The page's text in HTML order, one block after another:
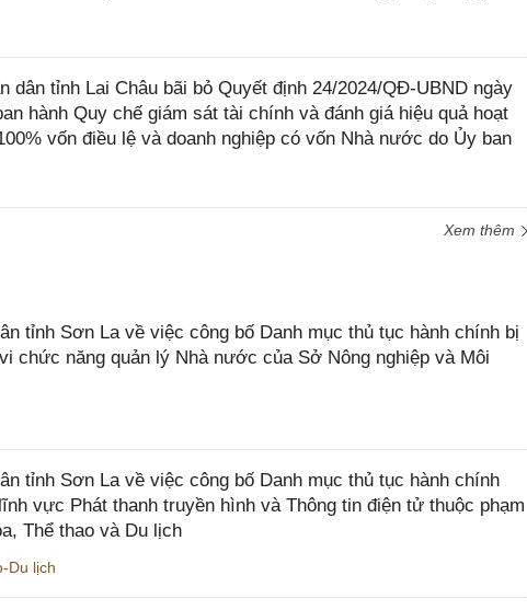
dân tỉnh Lai Châu bãi bỏ Quyết định 24/2024/QĐ-UBND ngày
hành Quy chế giám sát tài chính và đánh giá hiệu quả hoạt
vốn điều lệ và doanh nghiệp có vốn Nhà nước do Ủy ban
Xem thêm
tỉnh Sơn La về việc công bố Danh mục thủ tục hành chính bị
chức năng quản lý Nhà nước của Sở Nông nghiệp và Môi
tỉnh Sơn La về việc công bố Danh mục thủ tục hành chính
vực Phát thanh truyền hình và Thông tin điện tử thuộc phạm
Thể thao và Du lịch
Du lịch